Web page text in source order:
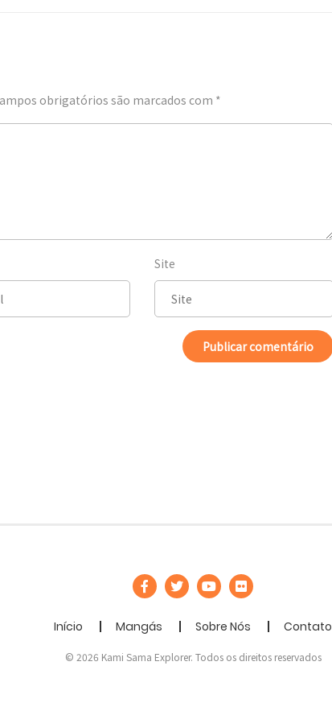
obrigatórios são marcados com *
Site
Início Mangás Sobre Nós Contato
© 2026 Kami Sama Explorer. Todos os direitos reservados